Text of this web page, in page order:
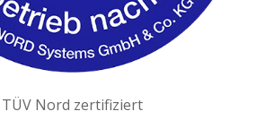
TÜV Nord zertifiziert